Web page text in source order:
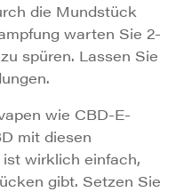
die Mundstück
warten Sie 2-
spüren. Lassen Sie
wie CBD-E-
mit diesen
wirklich einfach,
gibt. Setzen Sie